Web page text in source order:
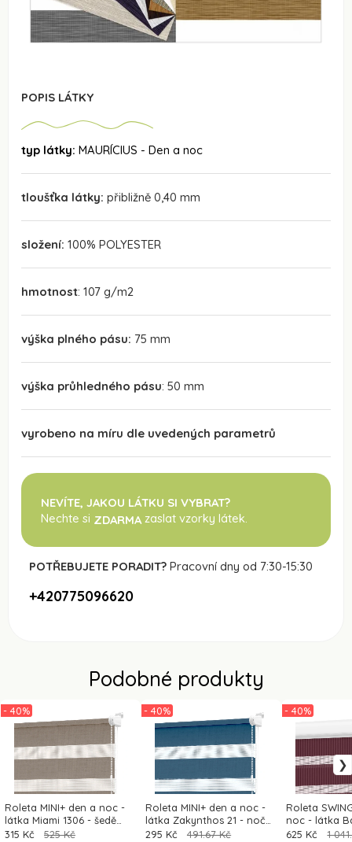
POPIS LÁTKY
typ látky: MAURÍCIUS - Den a noc
tloušťka látky: přibližně 0,40 mm
složení: 100% POLYESTER
hmotnost: 107 g/m2
výška plného pásu: 75 mm
výška průhledného pásu: 50 mm
vyrobeno na míru dle uvedených parametrů
NEVÍTE, JAKOU LÁTKU SI VYBRAT?
Nechte si ZDARMA zaslat vzorky látek.
POTŘEBUJETE PORADIT? Pracovní dny od 7:30-15:30
+420775096620
Podobné produkty
Roleta MINI+ den a noc -
látka Miami 1306 - šedě
hnědá
- 40%
315 Kč 525 Kč
Roleta MINI+ den a noc -
látka Zakynthos 21 - noční
modrá
- 40%
295 Kč 491.67 Kč
Roleta
noc - látka
bordó
- 40%
625 Kč 1